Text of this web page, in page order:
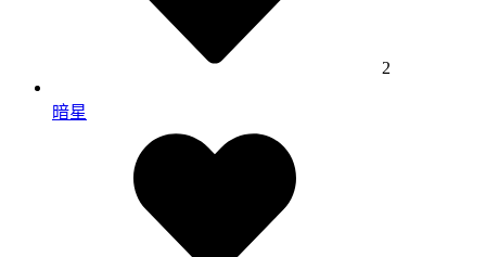
2
暗星